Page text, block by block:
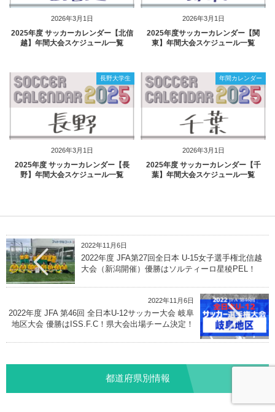
2026年3月1日
2025年度 サッカーカレンダー【北信
越】年間大会スケジュール一覧
2026年3月1日
2025年度サッカーカレンダー【関
東】年間大会スケジュール一覧
2026年3月1日
長野大学生
2025年度 サッカーカレンダー【長
野】年間大会スケジュール一覧
2026年3月1日
年間カレンダー
2025年度 サッカーカレンダー【千
葉】年間大会スケジュール一覧
2022年11月6日
2022年度 JFA第27回全日本 U-15女子選手権北信越
大会（新潟開催）優勝はソルティーロ星稜PEL！
2022年11月6日
2022年度 JFA 第46回 全日本U-12サッカー大会 岐阜
地区大会 優勝はISS.F.C！県大会出場チーム決定！
都道府県別情報